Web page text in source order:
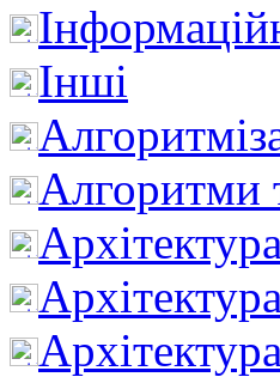
Інші
Алгоритми
Архітектура